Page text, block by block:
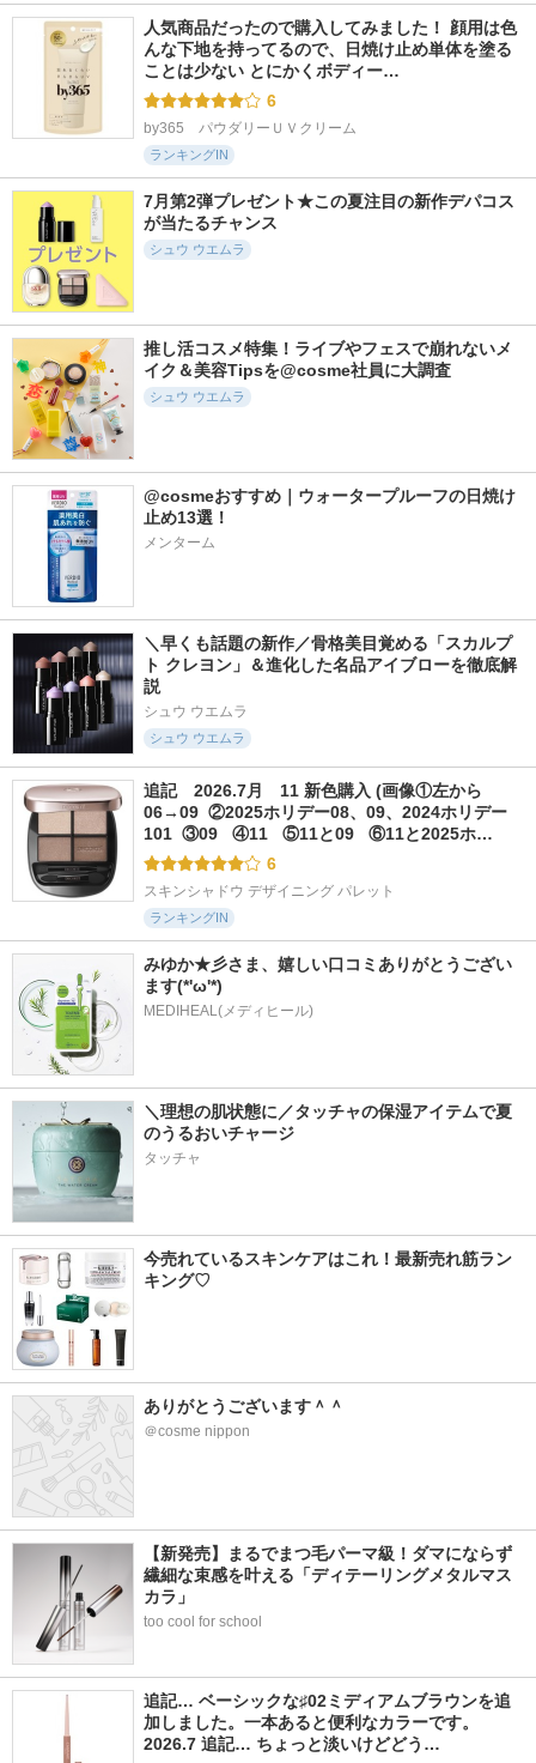
人気商品だったので購入してみました！ 顔用は色
んな下地を持ってるので、日焼け止め単体を塗る
ことは少ない とにかくボディー…
6
by365　パウダリーＵＶクリーム
ランキングIN
7月第2弾プレゼント★この夏注目の新作デパコス
が当たるチャンス
シュウ ウエムラ
推し活コスメ特集！ライブやフェスで崩れないメ
イク＆美容Tipsを@cosme社員に大調査
シュウ ウエムラ
@cosmeおすすめ｜ウォータープルーフの日焼け
止め13選！
メンターム
＼早くも話題の新作／骨格美目覚める「スカルプ
ト クレヨン」＆進化した名品アイブローを徹底解
説
シュウ ウエムラ
シュウ ウエムラ
追記　2026.7月　11 新色購入 (画像①左から
06→09  ②2025ホリデー08、09、2024ホリデー
101  ③09   ④11   ⑤11と09   ⑥11と2025ホ…
6
スキンシャドウ デザイニング パレット
ランキングIN
みゆか★彡さま、嬉しい口コミありがとうござい
ます(*'ω'*)
MEDIHEAL(メディヒール)
＼理想の肌状態に／タッチャの保湿アイテムで夏
のうるおいチャージ
タッチャ
今売れているスキンケアはこれ！最新売れ筋ラン
キング♡
ありがとうございます＾＾
＠cosme nippon
【新発売】まるでまつ毛パーマ級！ダマにならず
繊細な束感を叶える「ディテーリングメタルマス
カラ」
too cool for school
追記… ベーシックな♯02ミディアムブラウンを追
加しました。一本あると便利なカラーです。
2026.7 追記… ちょっと淡いけどどう…